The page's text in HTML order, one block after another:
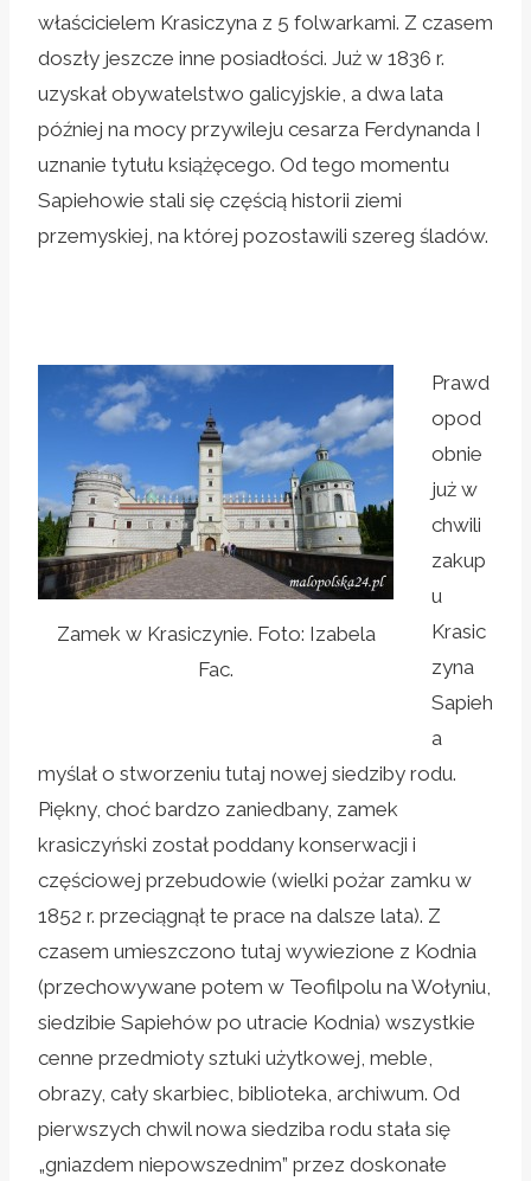
właścicielem Krasiczyna z 5 folwarkami. Z czasem
doszły jeszcze inne posiadłości. Już w 1836 r.
uzyskał obywatelstwo galicyjskie, a dwa lata
później na mocy przywileju cesarza Ferdynanda I
uznanie tytułu książęcego. Od tego momentu
Sapiehowie stali się częścią historii ziemi
przemyskiej, na której pozostawili szereg śladów.
Zamek w Krasiczynie. Foto: Izabela
Fac.
Prawd
opod
obnie
już w
chwili
zakup
u
Krasic
zyna
Sapieh
a
myślał o stworzeniu tutaj nowej siedziby rodu.
Piękny, choć bardzo zaniedbany, zamek
krasiczyński został poddany konserwacji i
częściowej przebudowie (wielki pożar zamku w
1852 r. przeciągnął te prace na dalsze lata). Z
czasem umieszczono tutaj wywiezione z Kodnia
(przechowywane potem w Teofilpolu na Wołyniu,
siedzibie Sapiehów po utracie Kodnia) wszystkie
cenne przedmioty sztuki użytkowej, meble,
obrazy, cały skarbiec, biblioteka, archiwum. Od
pierwszych chwil nowa siedziba rodu stała się
„gniazdem niepowszednim” przez doskonałe